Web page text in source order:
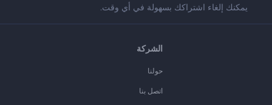
يمكنك إلغاء اشتراكك بسهولة في أي وقت.
الشركة
حولنا
اتصل بنا